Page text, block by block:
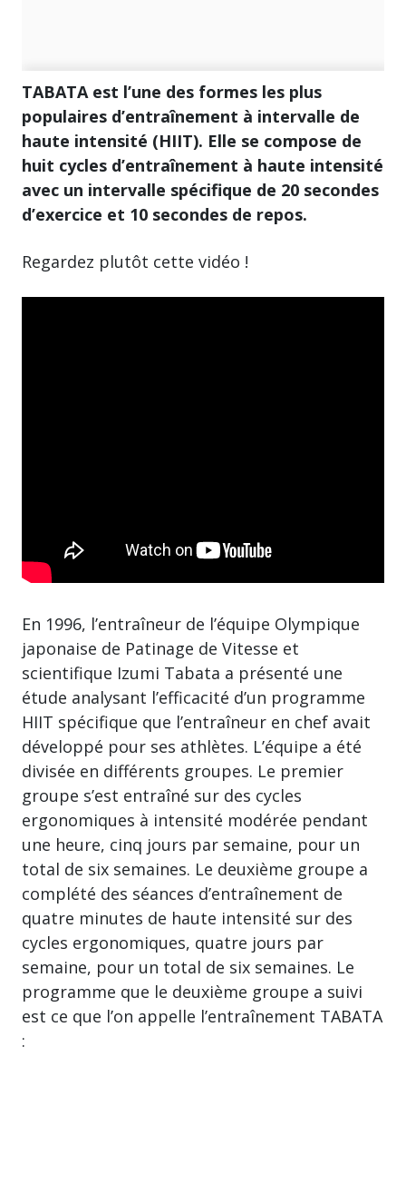
TABATA est l’une des formes les plus
populaires d’entraînement à intervalle de
haute intensité (HIIT). Elle se compose de
huit cycles d’entraînement à haute intensité
avec un intervalle spécifique de 20 secondes
d’exercice et 10 secondes de repos.
Regardez plutôt cette vidéo !
En 1996, l’entraîneur de l’équipe Olympique
japonaise de Patinage de Vitesse et
scientifique Izumi Tabata a présenté une
étude analysant l’efficacité d’un programme
HIIT spécifique que l’entraîneur en chef avait
développé pour ses athlètes. L’équipe a été
divisée en différents groupes. Le premier
groupe s’est entraîné sur des cycles
ergonomiques à intensité modérée pendant
une heure, cinq jours par semaine, pour un
total de six semaines. Le deuxième groupe a
complété des séances d’entraînement de
quatre minutes de haute intensité sur des
cycles ergonomiques, quatre jours par
semaine, pour un total de six semaines. Le
programme que le deuxième groupe a suivi
est ce que l’on appelle l’entraînement TABATA
: